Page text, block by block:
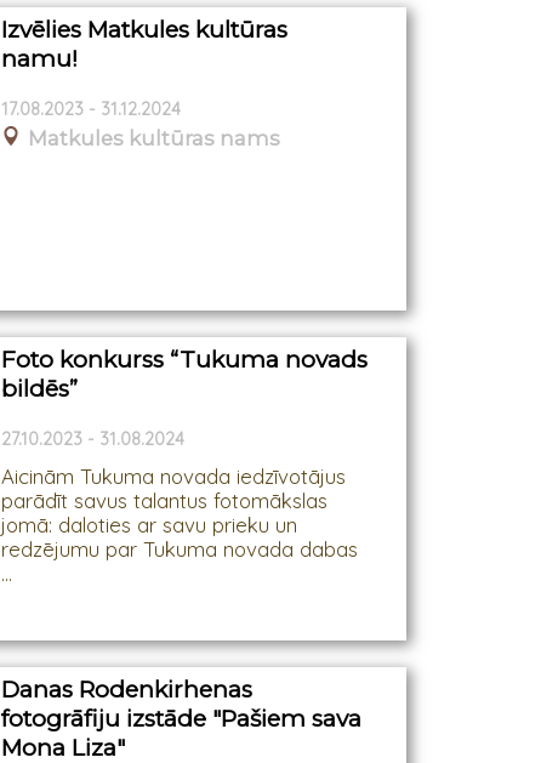
Izvēlies Matkules kultūras
namu!
17.08.2023 - 31.12.2024
Matkules kultūras nams
Foto konkurss “Tukuma novads
bildēs”
27.10.2023 - 31.08.2024
Aicinām Tukuma novada iedzīvotājus
parādīt savus talantus fotomākslas
jomā: daloties ar savu prieku un
redzējumu par Tukuma novada dabas
...
Danas Rodenkirhenas
fotogrāfiju izstāde "Pašiem sava
Mona Liza"